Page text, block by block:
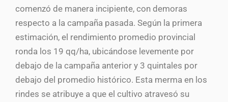
comenzó de manera incipiente, con demoras
respecto a la campaña pasada. Según la primera
estimación, el rendimiento promedio provincial
ronda los 19 qq/ha, ubicándose levemente por
debajo de la campaña anterior y 3 quintales por
debajo del promedio histórico. Esta merma en los
rindes se atribuye a que el cultivo atravesó su